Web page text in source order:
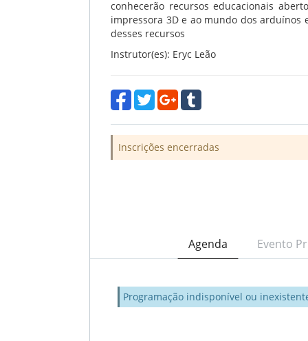
conhecerão recursos educacionais
impressora 3D e ao mundo dos
desses recursos
Instrutor(es): Eryc Leão
Inscrições encerradas
Agenda Evento
Programação indisponível ou